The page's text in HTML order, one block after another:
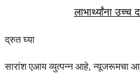
लाभार्थ्यांना उच्च
द्रुत घ्या
सारांश एआय व्युत्पन्न आहे, न्यूजरूमचा